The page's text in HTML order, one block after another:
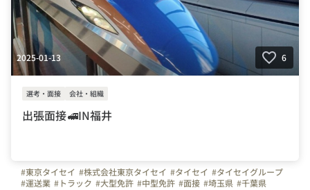
2025-01-13 6
選考・面接 会社・組織
出張面接🚅IN福井
#東京タイセイ #株式会社東京タイセイ #タイセイ #タイセイグループ
#運送業 #トラック #大型免許 #中型免許 #面接 #埼玉県 #千葉県